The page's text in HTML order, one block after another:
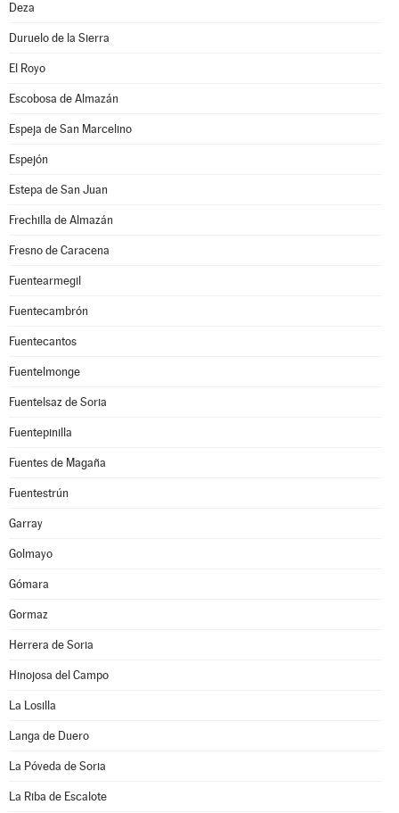
Deza
Duruelo de la Sierra
El Royo
Escobosa de Almazán
Espeja de San Marcelino
Espejón
Estepa de San Juan
Frechilla de Almazán
Fresno de Caracena
Fuentearmegil
Fuentecambrón
Fuentecantos
Fuentelmonge
Fuentelsaz de Soria
Fuentepinilla
Fuentes de Magaña
Fuentestrún
Garray
Golmayo
Gómara
Gormaz
Herrera de Soria
Hinojosa del Campo
La Losilla
Langa de Duero
La Póveda de Soria
La Riba de Escalote